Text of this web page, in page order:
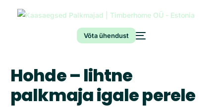
Võta ühendust
Hohde – lihtne
palkmaja igale perele